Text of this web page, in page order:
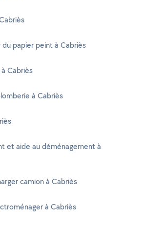
du papier peint à Cabriès
Cabriès
à Cabriès
et aide au déménagement à
camion à Cabriès
à Cabriès